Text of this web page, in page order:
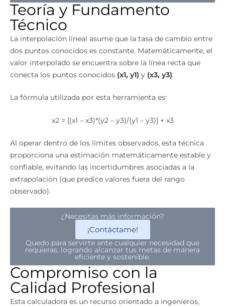
Teoría y Fundamento
Técnico
La interpolación lineal asume que la tasa de cambio entre
dos puntos conocidos es constante. Matemáticamente, el
valor interpolado se encuentra sobre la línea recta que
conecta los puntos conocidos (x1, y1) y (x3, y3).
La fórmula utilizada por esta herramienta es:
x2 = [(x1 – x3)*(y2 – y3)/(y1 – y3)] + x3
Al operar dentro de los límites observados, esta técnica
proporciona una estimación matemáticamente estable y
confiable, evitando las incertidumbres asociadas a la
extrapolación (que predice valores fuera del rango
observado).
¿Necesitas más información?
¡Contáctame!
Quedo para servirte ante cualquier necesidad que
requieras, logrando alcanzar tus metas de manera
eficiente y sostenible.
Compromiso con la
Calidad Profesional
Esta calculadora es un recurso orientado a ingenieros,